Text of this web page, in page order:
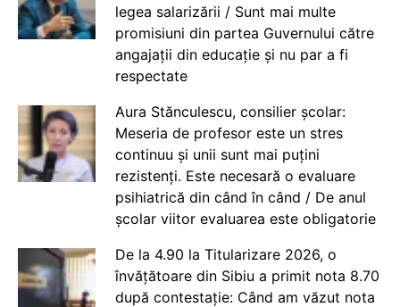
legea salarizării / Sunt mai multe
promisiuni din partea Guvernului către
angajații din educație și nu par a fi
respectate
Aura Stănculescu, consilier școlar:
Meseria de profesor este un stres
continuu și unii sunt mai puțini
rezistenți. Este necesară o evaluare
psihiatrică din când în când / De anul
școlar viitor evaluarea este obligatorie
De la 4.90 la Titularizare 2026, o
învățătoare din Sibiu a primit nota 8.70
după contestație: Când am văzut nota